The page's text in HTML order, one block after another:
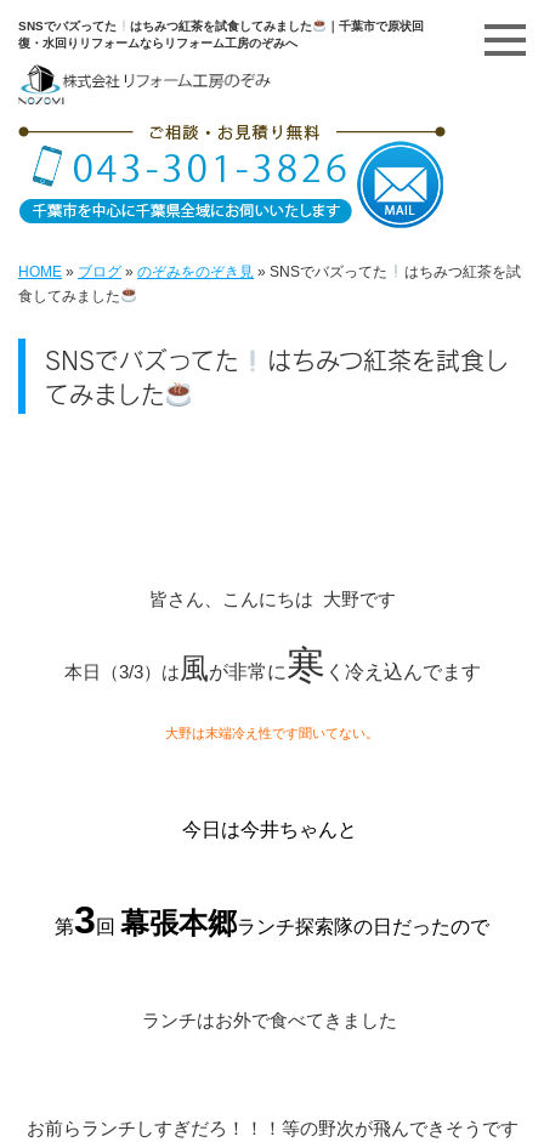
SNSでバズってた はちみつ紅茶を試食してみました
｜千葉市で原状回
復・水回りリフォームならリフォーム工房のぞみへ
HOME » ブログ » のぞみをのぞき見 » SNSでバズってた
はちみつ紅茶を試
食してみました
SNSでバズってた
はちみつ紅茶を試食し
てみました
皆さん、こんにちは 大野です
本日（3/3）は 風が非常に寒 く冷え込んでます
大野は末端冷え性です聞いてない。
今日は今井ちゃんと
第3回 幕張本郷ランチ探索隊の日だったので
ランチはお外で食べてきました
お前らランチしすぎだろ！！！等の野次が飛んできそうです